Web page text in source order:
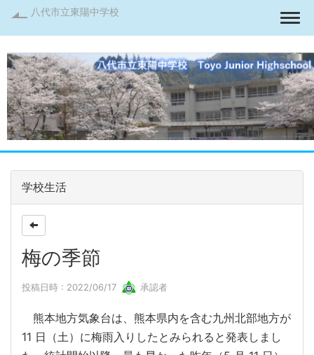
八代市立東陽中学校
学校生活
梅の季節
投稿日時 : 2022/06/17 承認者
熊本地方気象台は、熊本県内を含む九州北部地方が
11 日（土）に梅雨入りしたとみられると発表しまし